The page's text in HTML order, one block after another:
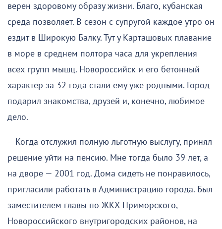
верен здоровому образу жизни. Благо, кубанская
среда позволяет. В сезон с супругой каждое утро он
ездит в Широкую Балку. Тут у Карташовых плавание
в море в среднем полтора часа для укрепления
всех групп мышц. Новороссийск и его бетонный
характер за 32 года стали ему уже родными. Город
подарил знакомства, друзей и, конечно, любимое
дело.
– Когда отслужил полную льготную выслугу, принял
решение уйти на пенсию. Мне тогда было 39 лет, а
на дворе — 2001 год. Дома сидеть не понравилось,
пригласили работать в Администрацию города. Был
заместителем главы по ЖКХ Приморского,
Новороссийского внутригородских районов, на